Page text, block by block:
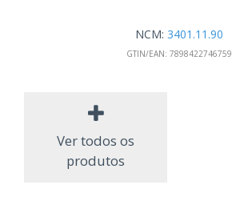
NCM: 3401.11.90
GTIN/EAN: 7898422746759
Ver todos os
produtos